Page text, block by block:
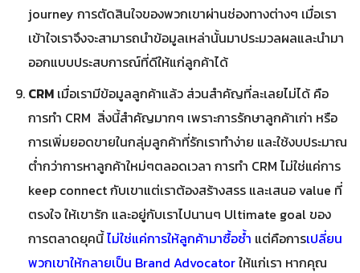
journey การตัดสินใจของพวกเขาผ่านช่องทางต่างๆ เมื่อเรา
เข้าใจเราจึงจะสามารถนำข้อมูลเหล่านั้นมาประมวลผลและนำมา
ออกแบบประสบการณ์ที่ดีให้แก่ลูกค้าได้
CRM เมื่อเรามีข้อมูลลูกค้าแล้ว ส่วนสำคัญที่ละเลยไม่ได้ คือ
การทำ CRM สิ่งนี้สำคัญมากๆ เพราะการรักษาลูกค้าเก่า หรือ
การเพิ่มยอดขายในกลุ่มลูกค้าที่รักเราทำง่าย และใช้งบประมาณ
ต่ำกว่าการหาลูกค้าใหม่ๆตลอดเวลา การทำ CRM ไม่ใช่แค่การ
keep connect กับเขาแต่เราต้องสร้างสรร และเสนอ value ที่
ตรงใจ ให้เขารัก และอยู่กับเราไปนานๆ Ultimate goal ของ
การตลาดยุคนี้ไม่ใช่แค่การให้ลูกค้ามาซื้อซ้ำ แต่คือการเปลี่ยน
พวกเขาให้กลายเป็น Brand Advocatorให้แก่เรา หากคุณ